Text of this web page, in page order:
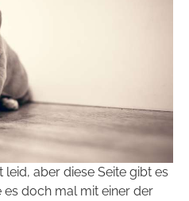
aber diese Seite gibt es
es doch mal mit einer der